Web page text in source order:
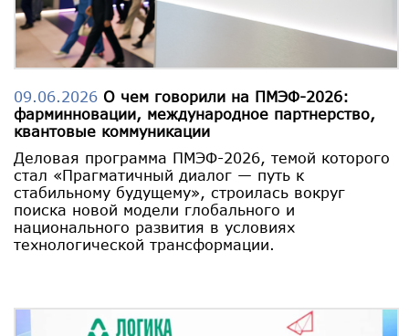
09.06.2026 О чем говорили на ПМЭФ-2026:
фарминновации, международное партнерство,
квантовые коммуникации
Деловая программа ПМЭФ-2026, темой которого
стал «Прагматичный диалог — путь к
стабильному будущему», строилась вокруг
поиска новой модели глобального и
национального развития в условиях
технологической трансформации.